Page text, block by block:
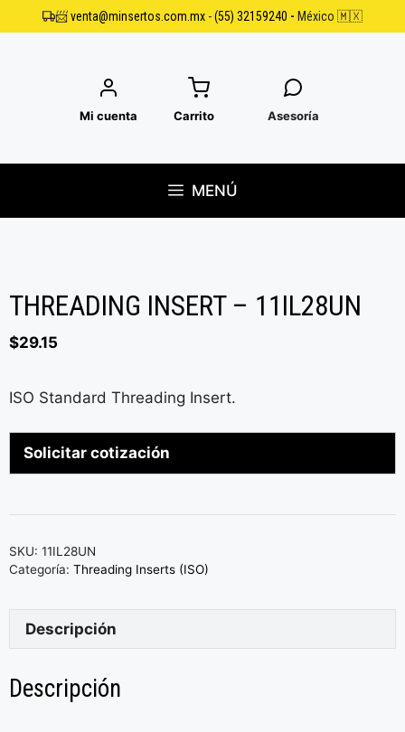
al
📨venta@minsertos.com.mx -(55) 32159240 - México 🇲🇽
Mi cuenta Carrito Asesoría
MENÚ
THREADING INSERT – 11IL28UN
$29.15
ISO Standard Threading Insert.
Solicitar cotización
SKU: 11IL28UN
Categoría: Threading Inserts (ISO)
Descripción
Descripción